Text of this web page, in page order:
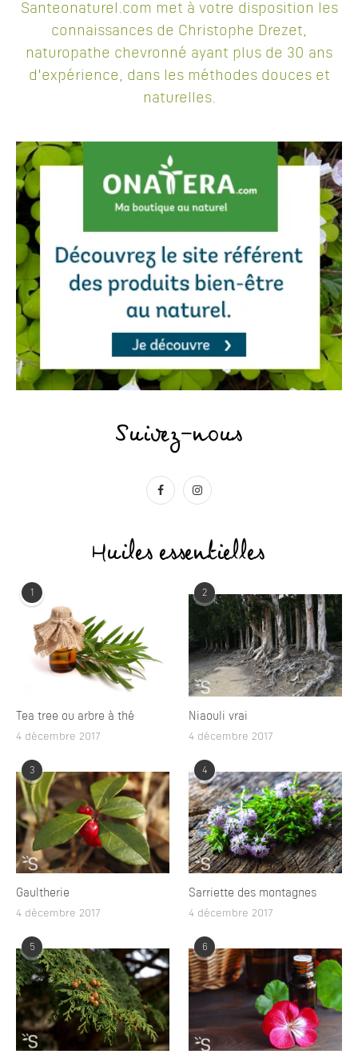
Santeonaturel.com met à votre disposition les
connaissances de Christophe Drezet,
naturopathe chevronné ayant plus de 30 ans
d'expérience, dans les méthodes douces et
naturelles.
Suivez-nous
Huiles essentielles
1
Tea tree ou arbre à thé
4 décembre 2017
2
Niaouli vrai
4 décembre 2017
3
Gaultherie
4 décembre 2017
4
Sarriette des montagnes
4 décembre 2017
5 6